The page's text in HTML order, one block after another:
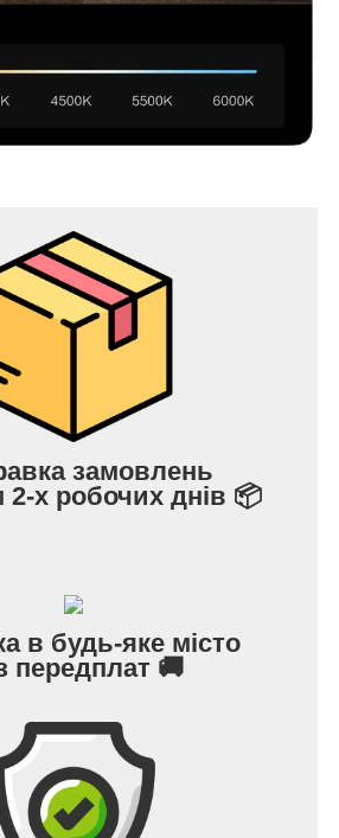
замовлень
2-х робочих днів 📦
в будь-яке місто
передплат 🚚